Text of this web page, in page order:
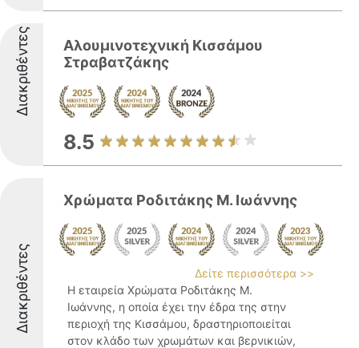
Διακριθέντες
Αλουμινοτεχνική Κισσάμου
Στραβατζάκης
8.5
Διακριθέντες
Χρώματα Ροδιτάκης Μ. Ιωάννης
Δείτε περισσότερα >>
Η εταιρεία Χρώματα Ροδιτάκης Μ.
Ιωάννης, η οποία έχει την έδρα της στην
περιοχή της Κισσάμου, δραστηριοποιείται
στον κλάδο των χρωμάτων και βερνικιών,